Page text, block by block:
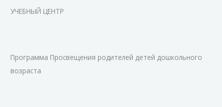
УЧЕБНЫЙ ЦЕНТР
Программа Просвещения родителей детей дошкольного
возраста